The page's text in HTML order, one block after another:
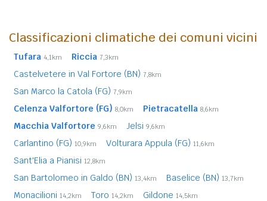
Classificazioni climatiche dei comuni vicini
Tufara 4,1km Riccia 7,3km
Castelvetere in Val Fortore (BN) 7,8km
San Marco la Catola (FG) 7,9km
Celenza Valfortore (FG) 8,0km Pietracatella 8,6km
Macchia Valfortore 9,6km Jelsi 9,6km
Carlantino (FG) 10,9km Volturara Appula (FG) 11,6km
Sant'Elia a Pianisi 12,8km
San Bartolomeo in Galdo (BN) 13,4km Baselice (BN) 13,7km
Monacilioni 14,2km Toro 14,2km Gildone 14,5km